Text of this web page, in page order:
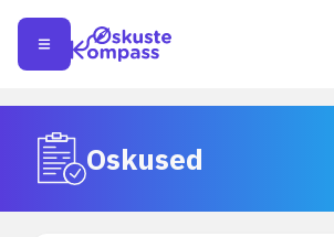
Oskused